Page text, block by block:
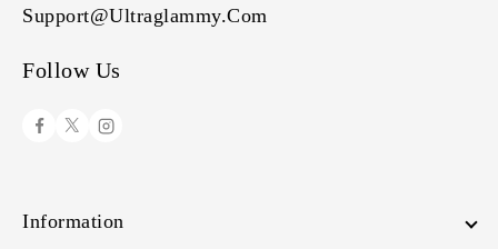
Support@ultraglammy.com
Follow Us
Information